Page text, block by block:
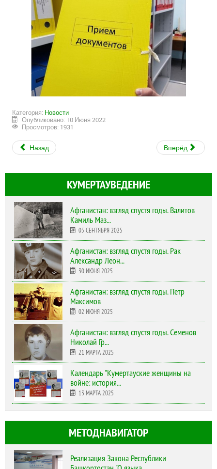
Категория: Новости
Опубликовано: 10 Июня 2022
Просмотров: 1931
Назад Вперёд
КУМЕРТАУВЕДЕНИЕ
Афганистан: взгляд спустя годы. Валитов
Камиль Маз...
05 СЕНТЯБРЯ 2025
Афганистан: взгляд спустя годы. Рак
Александр Леон...
30 ИЮНЯ 2025
Афганистан: взгляд спустя годы. Петр
Максимов
02 ИЮНЯ 2025
Афганистан: взгляд спустя годы. Семенов
Николай Гр...
21 МАРТА 2025
Календарь "Кумертауские женщины на
войне: история...
13 МАРТА 2025
МЕТОДНАВИГАТОР
Реализация Закона Республики